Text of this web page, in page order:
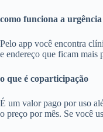
como funciona a
Pelo app você encontra
e endereço que ficam mais
o que é coparticipação
É um valor pago por uso
o preço por mês. Se você